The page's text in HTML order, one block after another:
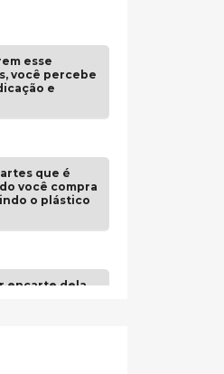
esse
você percebe
e
que é
você compra
o plástico
encarte dela.